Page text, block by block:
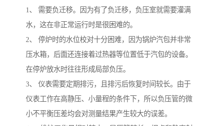
1、 需要负迁移。因为有了负迁移，负压室就需要灌满
水，这在非正常运行时是很困难的。
2、 停炉时的水位校对十分困难，因为锅炉汽包并非常
压水箱，后面还连接着过热器等位置低于汽包的设备。
在停炉放水时往往形成局部负压。
3、 仪表需要定期排污，且排污后恢复时间较长。由于
仪表工作在高静压、小量程的条件下，所以负压管的微
小不平衡压差均会对测量结果产生较大的误差。